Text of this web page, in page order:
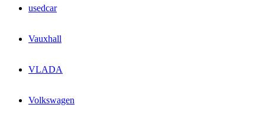
usedcar
Vauxhall
VLADA
Volkswagen